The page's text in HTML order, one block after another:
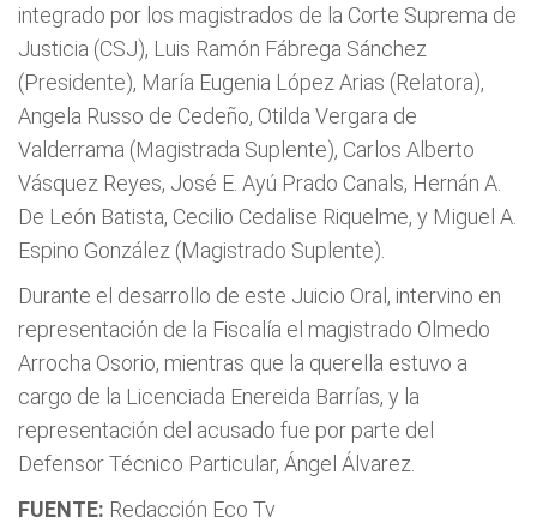
integrado por los magistrados de la Corte Suprema de
Justicia (CSJ), Luis Ramón Fábrega Sánchez
(Presidente), María Eugenia López Arias (Relatora),
Angela Russo de Cedeño, Otilda Vergara de
Valderrama (Magistrada Suplente), Carlos Alberto
Vásquez Reyes, José E. Ayú Prado Canals, Hernán A.
De León Batista, Cecilio Cedalise Riquelme, y Miguel A.
Espino González (Magistrado Suplente).
Durante el desarrollo de este Juicio Oral, intervino en
representación de la Fiscalía el magistrado Olmedo
Arrocha Osorio, mientras que la querella estuvo a
cargo de la Licenciada Enereida Barrías, y la
representación del acusado fue por parte del
Defensor Técnico Particular, Ángel Álvarez.
FUENTE: Redacción Eco Tv